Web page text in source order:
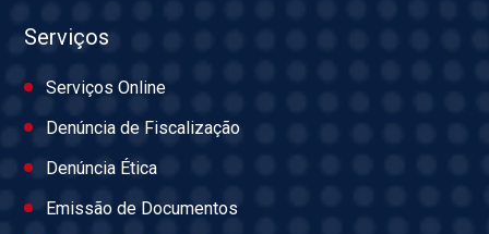
Serviços
Serviços Online
Denúncia de Fiscalização
Denúncia Ética
Emissão de Documentos